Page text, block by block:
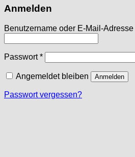
Anmelden
Benutzername oder E-Mail-Adresse
Passwort*Erforderlich
Angemeldet bleiben Anmelden
Passwort vergessen?